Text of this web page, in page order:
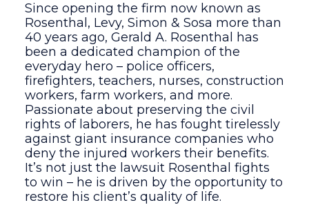
Since opening the firm now known as
Rosenthal, Levy, Simon & Sosa more than
40 years ago, Gerald A. Rosenthal has
been a dedicated champion of the
everyday hero – police officers,
firefighters, teachers, nurses, construction
workers, farm workers, and more.
Passionate about preserving the civil
rights of laborers, he has fought tirelessly
against giant insurance companies who
deny the injured workers their benefits.
It’s not just the lawsuit Rosenthal fights
to win – he is driven by the opportunity to
restore his client’s quality of life.